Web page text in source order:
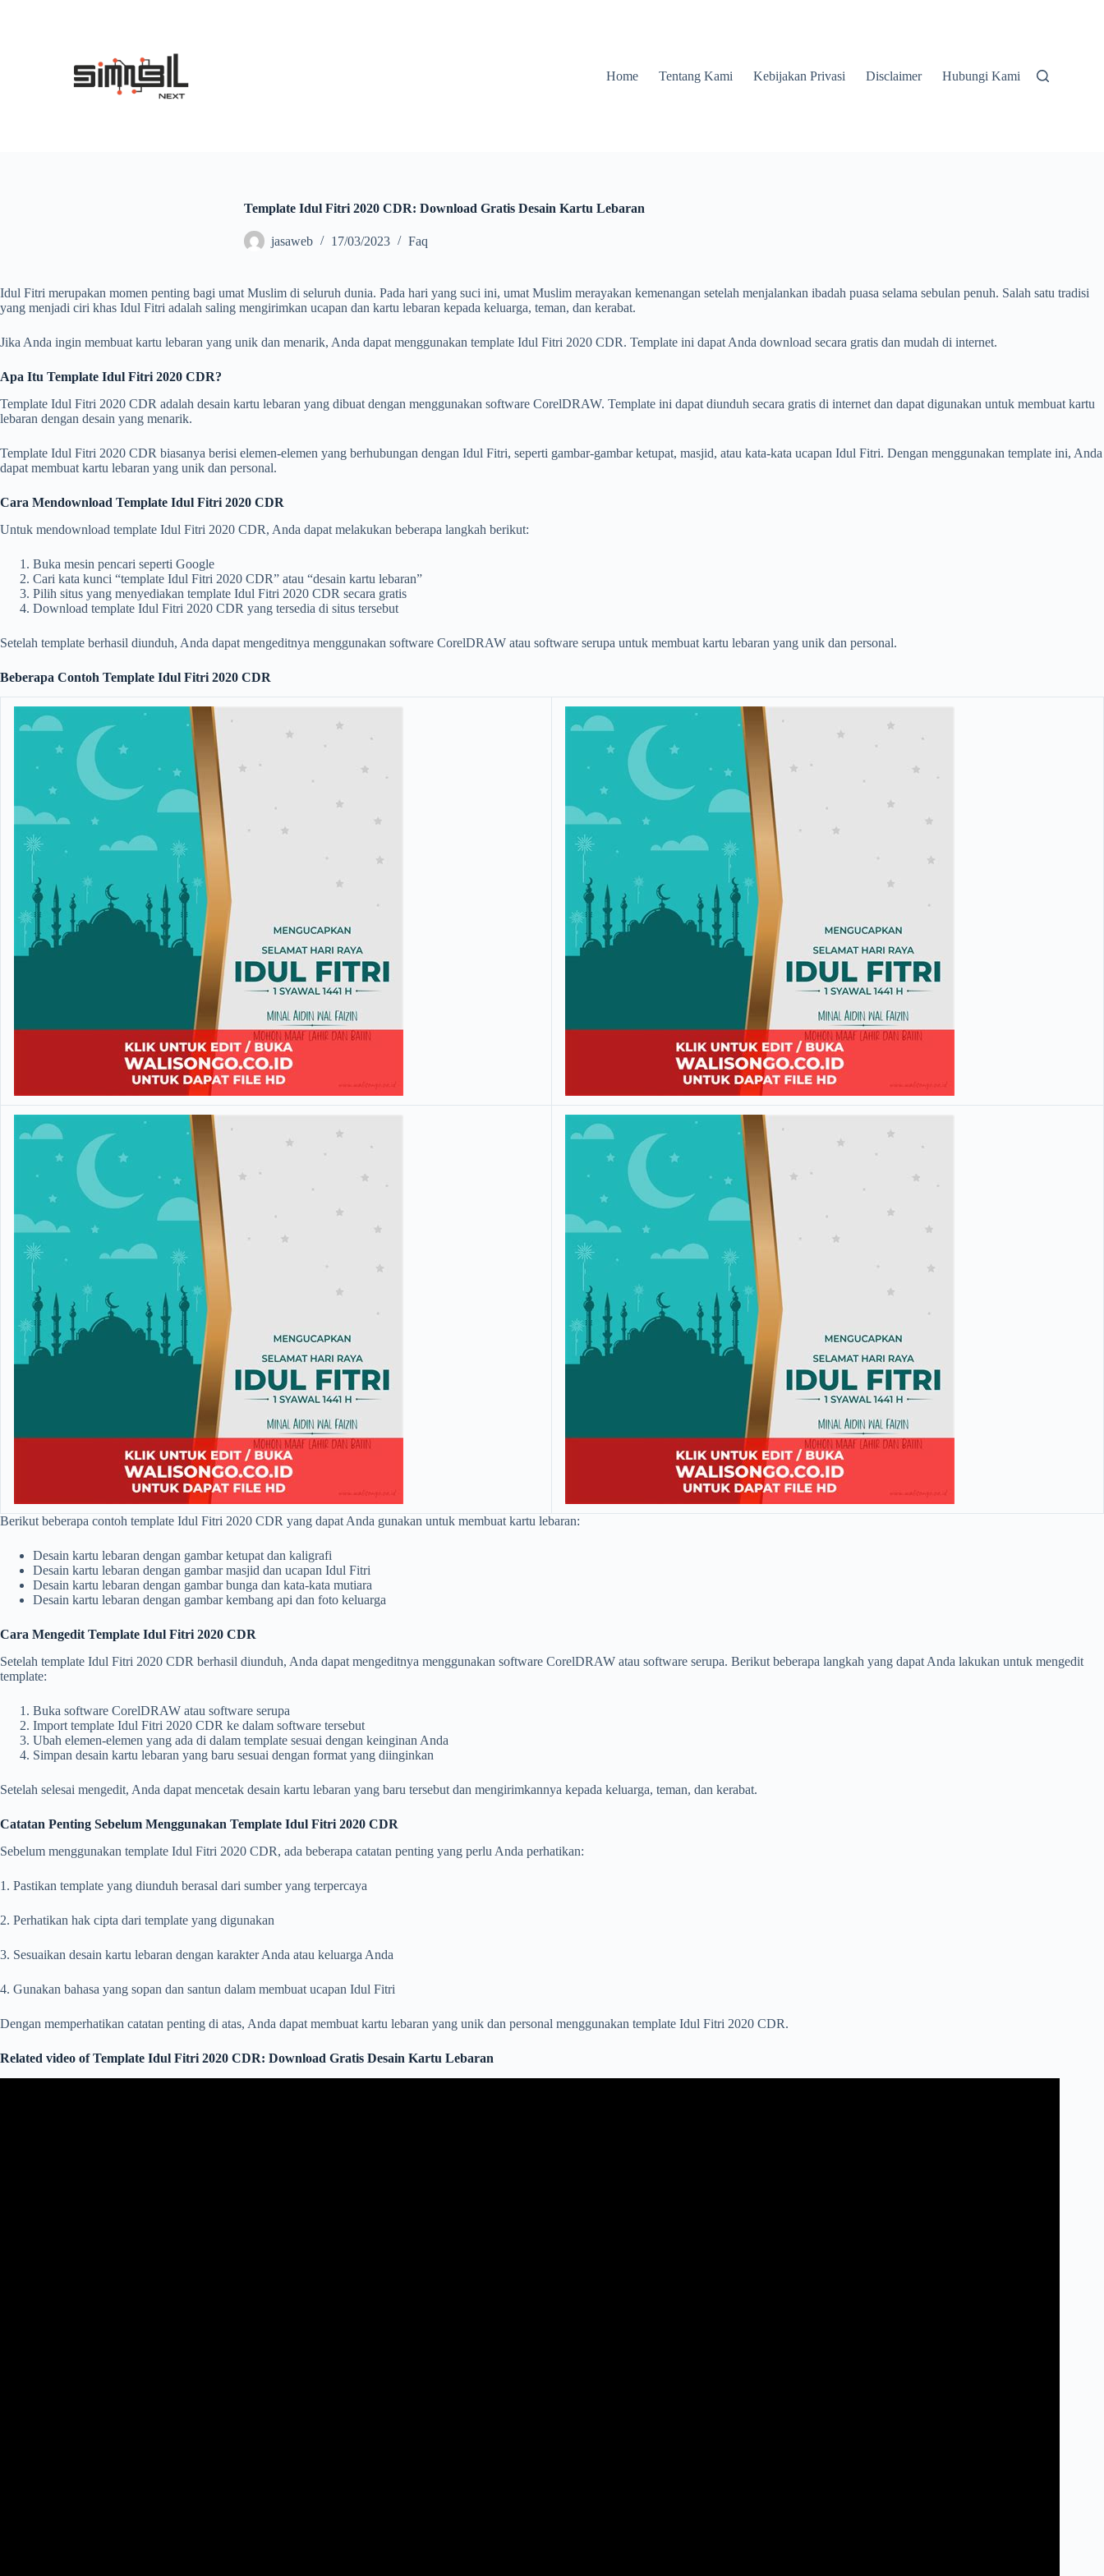
Home Tentang Kami Kebijakan Privasi Disclaimer Hubungi Kami
Template Idul Fitri 2020 CDR: Download Gratis Desain Kartu Lebaran
jasaweb 17/03/2023 Faq
Idul Fitri merupakan momen penting bagi umat Muslim di seluruh dunia. Pada hari yang suci ini, umat Muslim merayakan kemenangan setelah menjalankan ibadah puasa selama sebulan penuh. Salah satu tradisi
yang menjadi ciri khas Idul Fitri adalah saling mengirimkan ucapan dan kartu lebaran kepada keluarga, teman, dan kerabat.
Jika Anda ingin membuat kartu lebaran yang unik dan menarik, Anda dapat menggunakan template Idul Fitri 2020 CDR. Template ini dapat Anda download secara gratis dan mudah di internet.
Apa Itu Template Idul Fitri 2020 CDR?
Template Idul Fitri 2020 CDR adalah desain kartu lebaran yang dibuat dengan menggunakan software CorelDRAW. Template ini dapat diunduh secara gratis di internet dan dapat digunakan untuk membuat kartu
lebaran dengan desain yang menarik.
Template Idul Fitri 2020 CDR biasanya berisi elemen-elemen yang berhubungan dengan Idul Fitri, seperti gambar-gambar ketupat, masjid, atau kata-kata ucapan Idul Fitri. Dengan menggunakan template ini, Anda
dapat membuat kartu lebaran yang unik dan personal.
Cara Mendownload Template Idul Fitri 2020 CDR
Untuk mendownload template Idul Fitri 2020 CDR, Anda dapat melakukan beberapa langkah berikut:
Buka mesin pencari seperti Google
Cari kata kunci “template Idul Fitri 2020 CDR” atau “desain kartu lebaran”
Pilih situs yang menyediakan template Idul Fitri 2020 CDR secara gratis
Download template Idul Fitri 2020 CDR yang tersedia di situs tersebut
Setelah template berhasil diunduh, Anda dapat mengeditnya menggunakan software CorelDRAW atau software serupa untuk membuat kartu lebaran yang unik dan personal.
Beberapa Contoh Template Idul Fitri 2020 CDR
Berikut beberapa contoh template Idul Fitri 2020 CDR yang dapat Anda gunakan untuk membuat kartu lebaran:
Desain kartu lebaran dengan gambar ketupat dan kaligrafi
Desain kartu lebaran dengan gambar masjid dan ucapan Idul Fitri
Desain kartu lebaran dengan gambar bunga dan kata-kata mutiara
Desain kartu lebaran dengan gambar kembang api dan foto keluarga
Cara Mengedit Template Idul Fitri 2020 CDR
Setelah template Idul Fitri 2020 CDR berhasil diunduh, Anda dapat mengeditnya menggunakan software CorelDRAW atau software serupa. Berikut beberapa langkah yang dapat Anda lakukan untuk mengedit
template:
Buka software CorelDRAW atau software serupa
Import template Idul Fitri 2020 CDR ke dalam software tersebut
Ubah elemen-elemen yang ada di dalam template sesuai dengan keinginan Anda
Simpan desain kartu lebaran yang baru sesuai dengan format yang diinginkan
Setelah selesai mengedit, Anda dapat mencetak desain kartu lebaran yang baru tersebut dan mengirimkannya kepada keluarga, teman, dan kerabat.
Catatan Penting Sebelum Menggunakan Template Idul Fitri 2020 CDR
Sebelum menggunakan template Idul Fitri 2020 CDR, ada beberapa catatan penting yang perlu Anda perhatikan:
1. Pastikan template yang diunduh berasal dari sumber yang terpercaya
2. Perhatikan hak cipta dari template yang digunakan
3. Sesuaikan desain kartu lebaran dengan karakter Anda atau keluarga Anda
4. Gunakan bahasa yang sopan dan santun dalam membuat ucapan Idul Fitri
Dengan memperhatikan catatan penting di atas, Anda dapat membuat kartu lebaran yang unik dan personal menggunakan template Idul Fitri 2020 CDR.
Related video of Template Idul Fitri 2020 CDR: Download Gratis Desain Kartu Lebaran